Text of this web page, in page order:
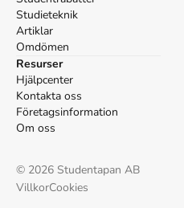
Studieteknik
Artiklar
Omdömen
Resurser
Hjälpcenter
Kontakta oss
Företagsinformation
Om oss
© 2026 Studentapan AB
VillkorCookies